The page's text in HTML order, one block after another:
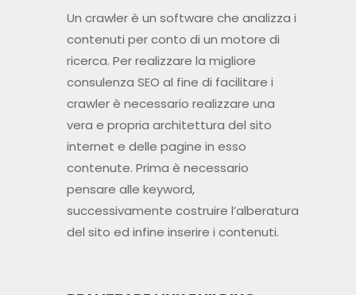
Un crawler è un software che analizza i
contenuti per conto di un motore di
ricerca. Per realizzare la migliore
consulenza SEO al fine di facilitare i
crawler è necessario realizzare una
vera e propria architettura del sito
internet e delle pagine in esso
contenute. Prima è necessario
pensare alle keyword,
successivamente costruire l’alberatura
del sito ed infine inserire i contenuti.